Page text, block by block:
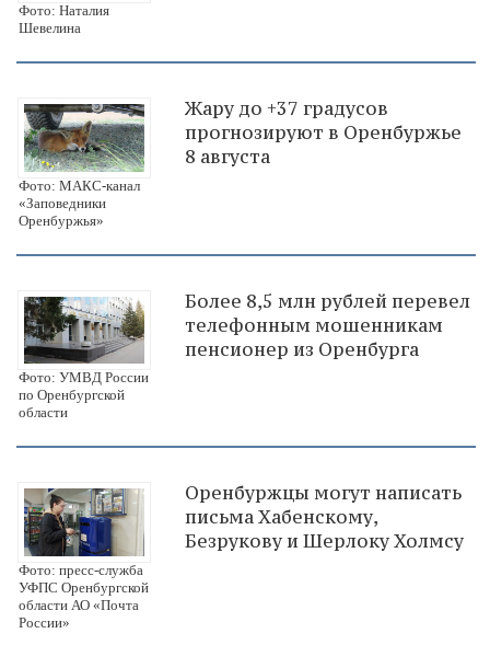
Фото: Наталия
Шевелина
Фото: МАКС-канал
«Заповедники
Оренбуржья»
Жару до +37 градусов
прогнозируют в Оренбуржье
8 августа
Фото: УМВД России
по Оренбургской
области
Более 8,5 млн рублей перевел
телефонным мошенникам
пенсионер из Оренбурга
Фото: пресс-служба
УФПС Оренбургской
области АО «Почта
России»
Оренбуржцы могут написать
письма Хабенскому,
Безрукову и Шерлоку Холмсу